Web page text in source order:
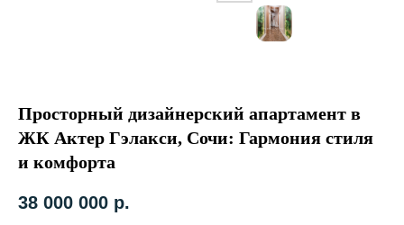
Просторный дизайнерский апартамент в
ЖК Актер Гэлакси, Сочи: Гармония стиля
и комфорта
38 000 000 р.